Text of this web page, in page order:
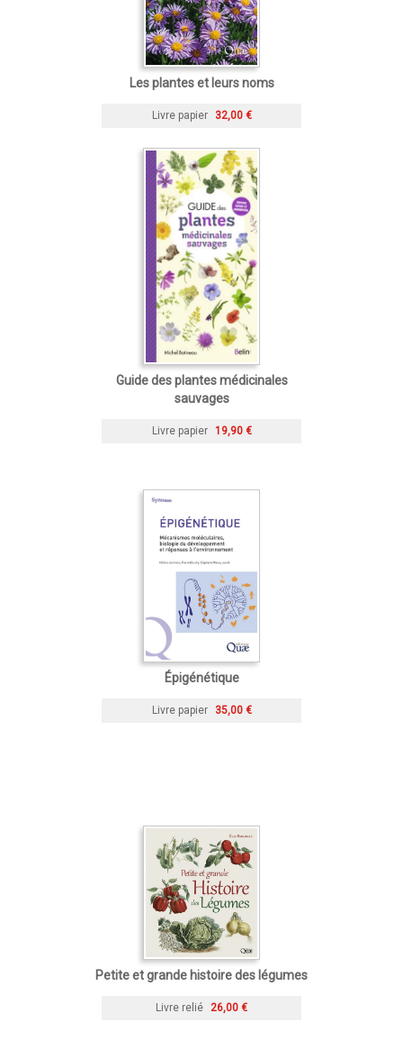
Les plantes et leurs noms
Livre papier 32,00 €
Guide des plantes médicinales
sauvages
Livre papier 19,90 €
Épigénétique
Livre papier 35,00 €
Petite et grande histoire des légumes
Livre relié 26,00 €